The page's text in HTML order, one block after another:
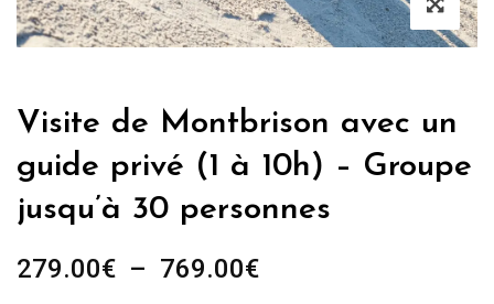
Visite de Montbrison avec un
guide privé (1 à 10h) – Groupe
jusqu’à 30 personnes
279.00€ – 769.00€Plage